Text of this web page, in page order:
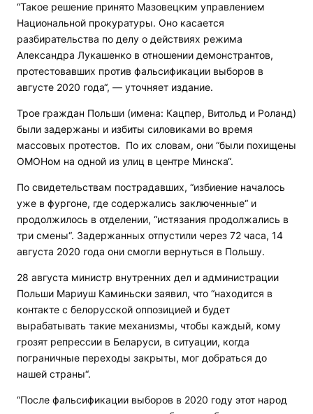
“Такое решение принято Мазовецким управлением
Национальной прокуратуры. Оно касается
разбирательства по делу о действиях режима
Александра Лукашенко в отношении демонстрантов,
протестовавших против фальсификации выборов в
августе 2020 года“, — уточняет издание.
Трое граждан Польши (имена: Кацпер, Витольд и Роланд)
были задержаны и избиты силовиками во время
массовых протестов. По их словам, они “были похищены
ОМОНом на одной из улиц в центре Минска“.
По свидетельствам пострадавших, “избиение началось
уже в фургоне, где содержались заключенные“ и
продолжилось в отделении, “истязания продолжались в
три смены“. Задержанных отпустили через 72 часа, 14
августа 2020 года они смогли вернуться в Польшу.
28 августа министр внутренних дел и администрации
Польши Мариуш Каминьски заявил, что “находится в
контакте с белорусской оппозицией и будет
вырабатывать такие механизмы, чтобы каждый, кому
грозят репрессии в Беларуси, в ситуации, когда
пограничные переходы закрыты, мог добраться до
нашей страны“.
“После фальсификации выборов в 2020 году этот народ